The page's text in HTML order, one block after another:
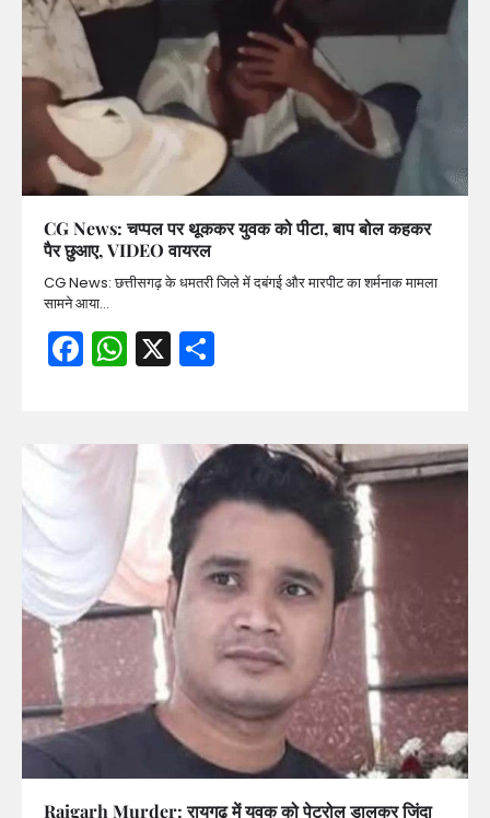
CG News: चप्पल पर थूककर युवक को पीटा, बाप बोल कहकर
पैर छुआए, VIDEO वायरल
CG News: छत्तीसगढ़ के धमतरी जिले में दबंगई और मारपीट का शर्मनाक मामला
सामने आया…
Facebook
WhatsApp
X
Raigarh Murder: रायगढ़ में युवक को पेट्रोल डालकर जिंदा